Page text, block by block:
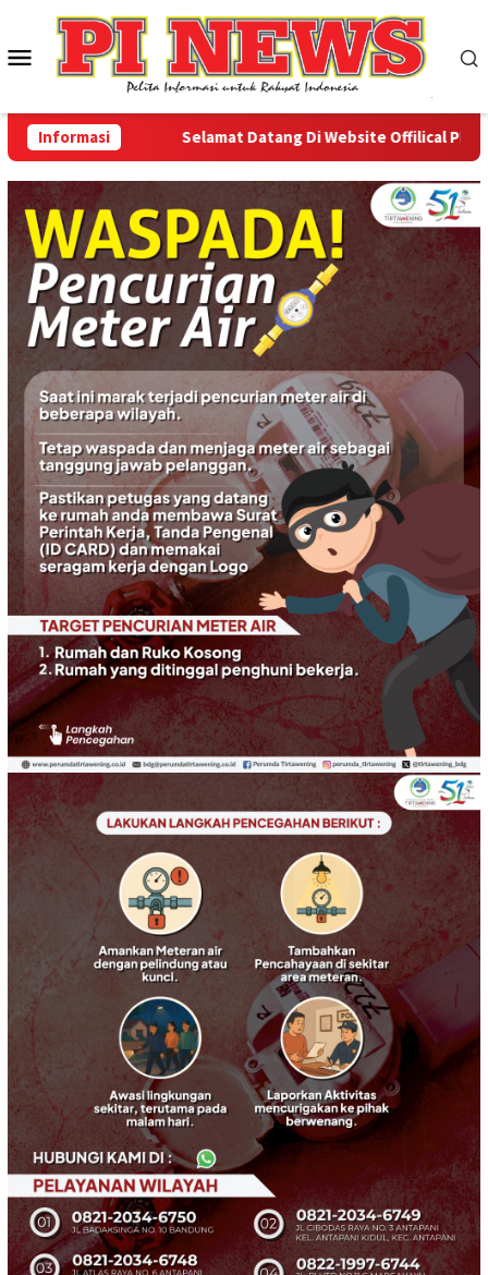
konten
Menu
Mobile
Informasi Selamat Datang Di Website Offilical PI-